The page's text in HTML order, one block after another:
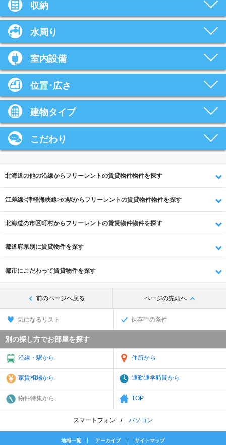
収納
水周り
室内設備
位置･広さ
建物タイプ
こだわり
北海道の他の沿線からフリーレントの賃貸物件物件を探す
江差線<津軽海峡線>の駅からフリーレントの賃貸物件物件を探す
北海道の市区町村からフリーレントの賃貸物件物件を探す
都道府県別に賃貸物件を探す
都市にこだわって賃貸物件を探す
前のページへ戻る ページの先頭へ
気になるリスト 保存中の条件
別の探し方でお部屋を探す
沿線・駅から 住所から
家賃相場から 通勤通学時間から
物件特集から TOP
スマートフォン パソコン
地域一覧 アーカイブ サイトマップ